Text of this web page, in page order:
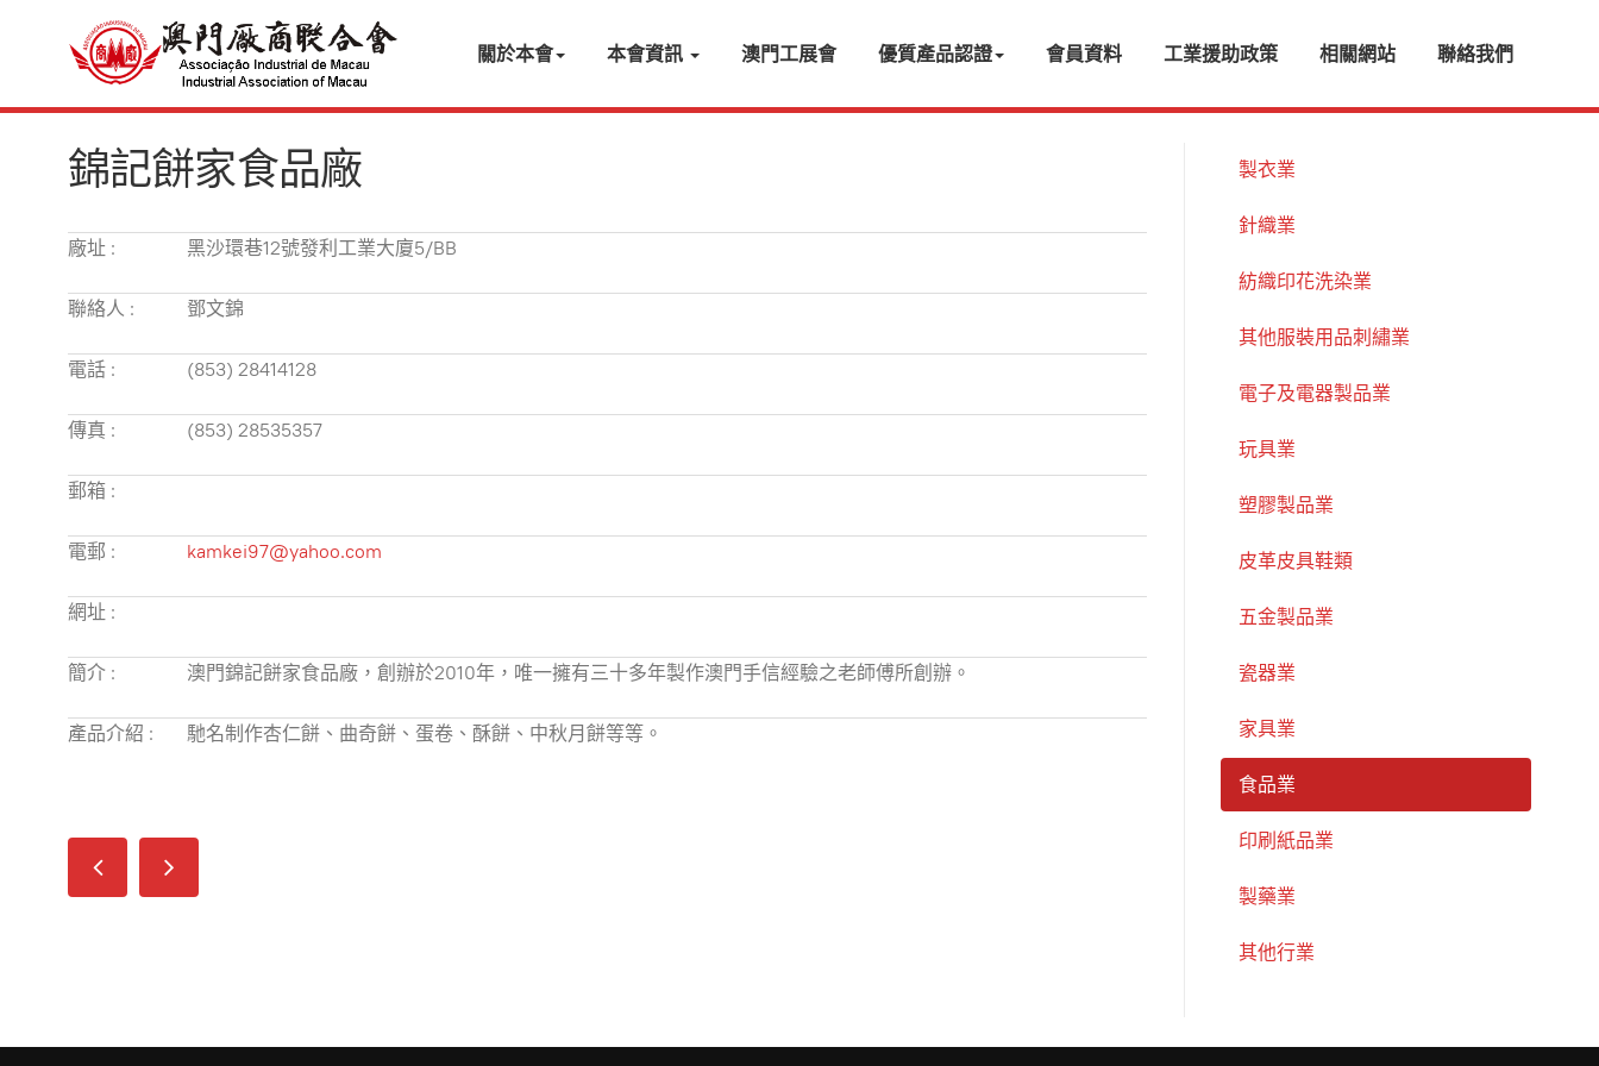
關於本會 本會資訊 澳門工展會 優質產品認證 會員資料 工業援助政策 相關網站 聯絡我們
錦記餅家食品廠
廠址 : 黑沙環巷12號發利工業大廈5/BB
聯絡人 : 鄧文錦
電話 : (853) 28414128
傳真 : (853) 28535357
郵箱 :
電郵 : kamkei97@yahoo.com
網址 :
簡介 : 澳門錦記餅家食品廠，創辦於2010年，唯一擁有三十多年製作澳門手信經驗之老師傅所創辦。
產品介紹 : 馳名制作杏仁餅、曲奇餅、蛋卷、酥餅、中秋月餅等等。
製衣業
針織業
紡織印花洗染業
其他服裝用品刺繡業
電子及電器製品業
玩具業
塑膠製品業
皮革皮具鞋類
五金製品業
瓷器業
家具業
食品業
印刷紙品業
製藥業
其他行業